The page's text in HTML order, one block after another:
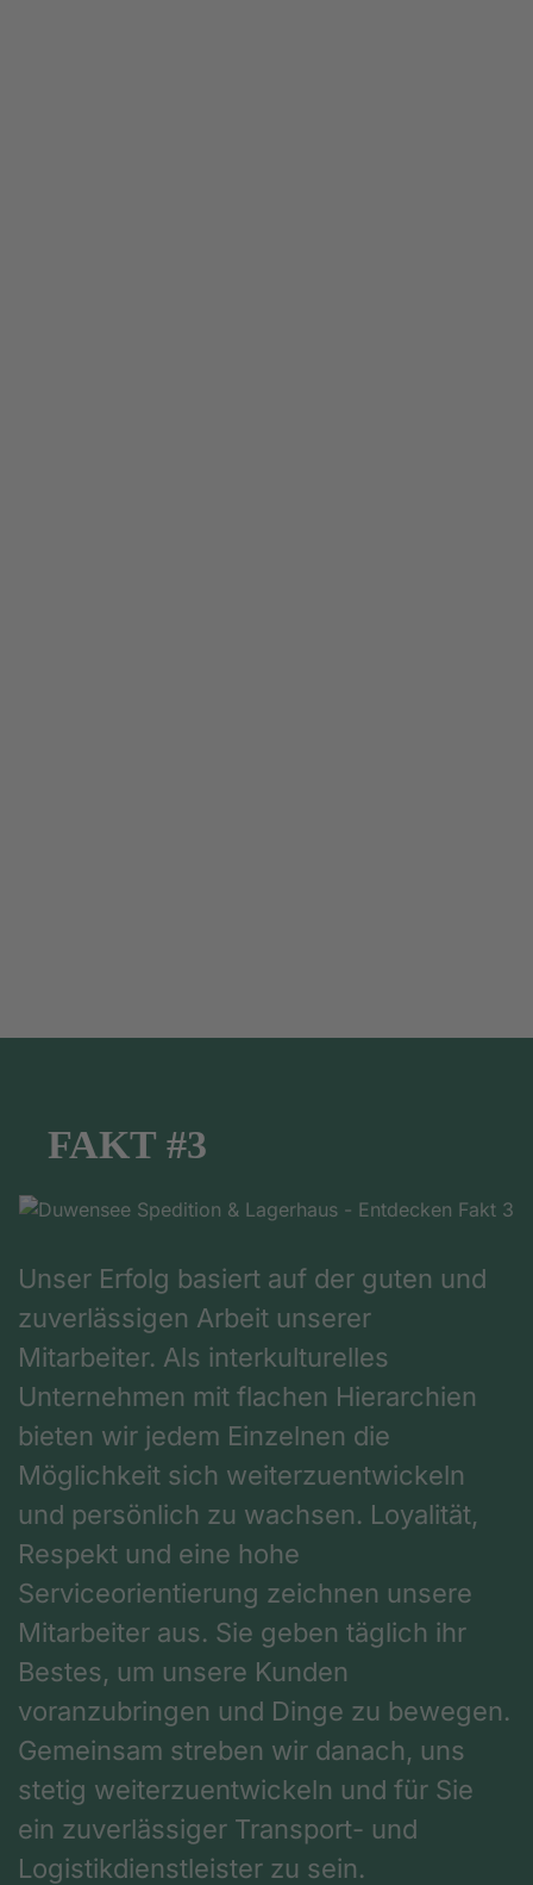
FAKT #3
Unser Erfolg basiert auf der guten und
zuverlässigen Arbeit unserer
Mitarbeiter. Als interkulturelles
Unternehmen mit flachen Hierarchien
bieten wir jedem Einzelnen die
Möglichkeit sich weiterzuentwickeln
und persönlich zu wachsen. Loyalität,
Respekt und eine hohe
Serviceorientierung zeichnen unsere
Mitarbeiter aus. Sie geben täglich ihr
Bestes, um unsere Kunden
voranzubringen und Dinge zu bewegen.
Gemeinsam streben wir danach, uns
stetig weiterzuentwickeln und für Sie
ein zuverlässiger Transport- und
Logistikdienstleister zu sein.